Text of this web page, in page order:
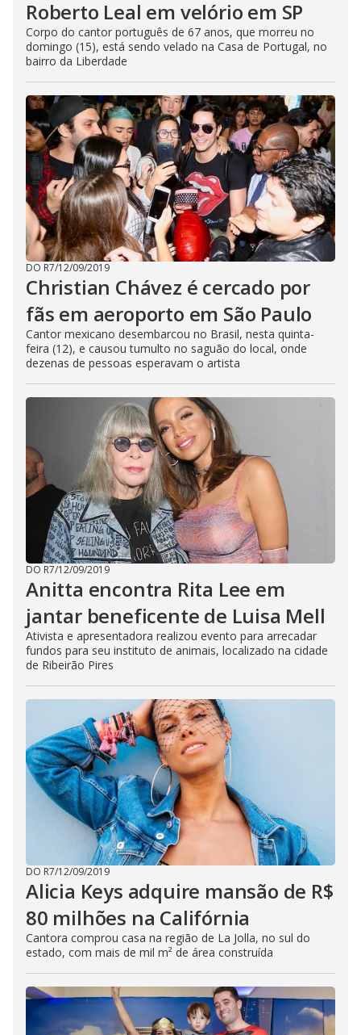
Roberto Leal em velório em SP
Corpo do cantor português de 67 anos, que morreu no
domingo (15), está sendo velado na Casa de Portugal, no
bairro da Liberdade
DO R7/12/09/2019
Christian Chávez é cercado por
fãs em aeroporto em São Paulo
Cantor mexicano desembarcou no Brasil, nesta quinta-
feira (12), e causou tumulto no saguão do local, onde
dezenas de pessoas esperavam o artista
DO R7/12/09/2019
Anitta encontra Rita Lee em
jantar beneficente de Luisa Mell
Ativista e apresentadora realizou evento para arrecadar
fundos para seu instituto de animais, localizado na cidade
de Ribeirão Pires
DO R7/12/09/2019
Alicia Keys adquire mansão de R$
80 milhões na Califórnia
Cantora comprou casa na região de La Jolla, no sul do
estado, com mais de mil m² de área construída